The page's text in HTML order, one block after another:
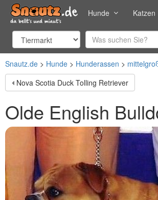
Hunde Katzen
Snautz.de Hunde Hunderassen
Nova Scotia Duck Tolling Retriever
Olde English